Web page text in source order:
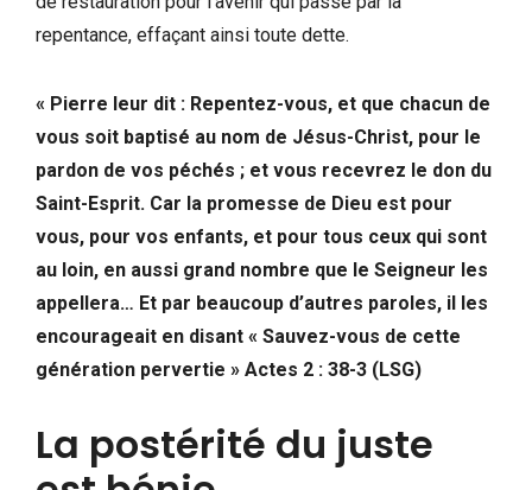
repentance, effaçant ainsi toute dette.
« Pierre leur dit : Repentez-vous, et que chacun de
vous soit baptisé au nom de Jésus-Christ, pour le
pardon de vos péchés ; et vous recevrez le don du
Saint-Esprit. Car la promesse de Dieu est pour
vous, pour vos enfants, et pour tous ceux qui sont
au loin, en aussi grand nombre que le Seigneur les
appellera… Et par beaucoup d’autres paroles, il les
encourageait en disant « Sauvez-vous de cette
génération pervertie » Actes 2 : 38-3 (LSG)
La postérité du juste